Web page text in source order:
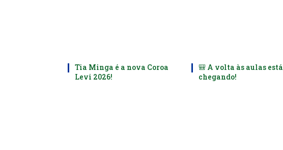
Tia Minga é a nova Coroa
Levi 2026!
🎒 A volta às aulas está
chegando!